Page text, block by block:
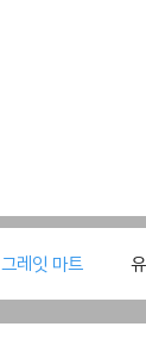
그레잇 마트